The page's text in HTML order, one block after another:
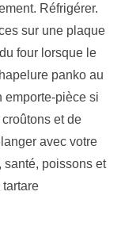
Réfrigérer.
sur une plaque
four lorsque le
panko au
emporte-pièce si
et de
avec votre
santé, poissons et
tartare